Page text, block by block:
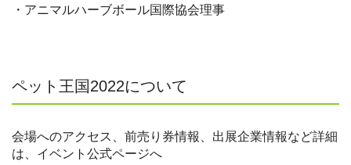
・アニマルハーブボール国際協会理事
ペット王国2022について
会場へのアクセス、前売り券情報、出展企業情報など詳細
は、イベント公式ページへ